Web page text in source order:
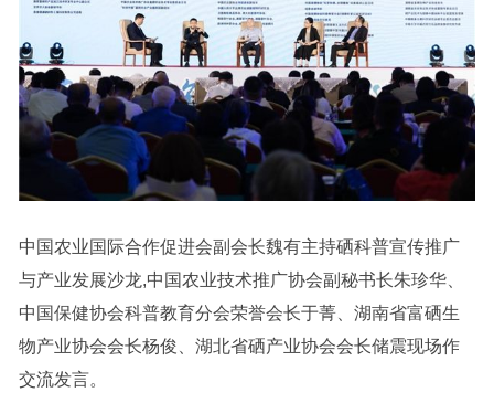
中国农业国际合作促进会副会长魏有主持硒科普宣传推广
与产业发展沙龙,中国农业技术推广协会副秘书长朱珍华、
中国保健协会科普教育分会荣誉会长于菁、湖南省富硒生
物产业协会会长杨俊、湖北省硒产业协会会长储震现场作
交流发言。